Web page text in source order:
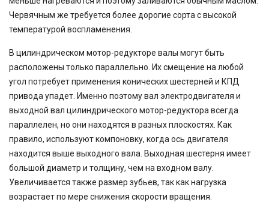
Червячным же требуется более дорогие сорта с высокой
температурой воспламенения.
В цилиндрическом мотор-редукторе валы могут быть
расположены только параллельно. Их смещение на любой
угол потребует применения конических шестерней и КПД
привода упадет. Именно поэтому вал электродвигателя и
выходной вал цилиндрического мотор-редуктора всегда
параллелен, но они находятся в разных плоскостях. Как
правило, используют компоновку, когда ось двигателя
находится выше выходного вала. Выходная шестерня имеет
большой диаметр и толщину, чем на входном валу.
Увеличивается также размер зубьев, так как нагрузка
возрастает по мере снижения скорости вращения.